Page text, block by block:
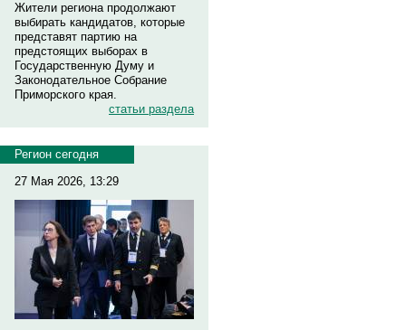
Жители региона продолжают
выбирать кандидатов, которые
представят партию на
предстоящих выборах в
Государственную Думу и
Законодательное Собрание
Приморского края.
статьи раздела
Регион сегодня
27 Мая 2026, 13:29